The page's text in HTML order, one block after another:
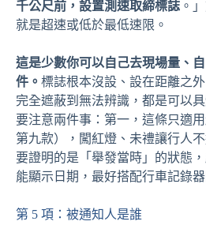
千公尺前，設置測速取締標誌 。
就是超速或低於最低速限。
這是少數你可以自己去現場量、
件。 標誌根本沒設、設在距離之
完全遮蔽到無法辨識，都是可以
要注意兩件事：第一，這條只適
第九款），闖紅燈、未禮讓行人
要證明的是「舉發當時」的狀態
能顯示日期，最好搭配行車記錄器
第 5 項：被通知人是誰